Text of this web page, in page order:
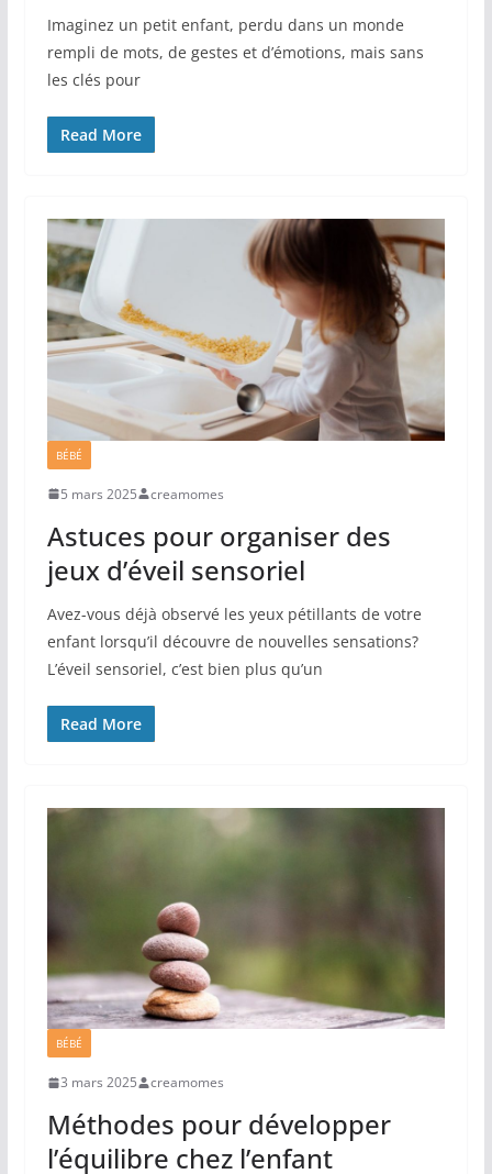
Imaginez un petit enfant, perdu dans un monde
rempli de mots, de gestes et d’émotions, mais sans
les clés pour
Read More
BÉBÉ
5 mars 2025 creamomes
Astuces pour organiser des
jeux d’éveil sensoriel
Avez-vous déjà observé les yeux pétillants de votre
enfant lorsqu’il découvre de nouvelles sensations?
L’éveil sensoriel, c’est bien plus qu’un
Read More
BÉBÉ
3 mars 2025 creamomes
Méthodes pour développer
l’équilibre chez l’enfant